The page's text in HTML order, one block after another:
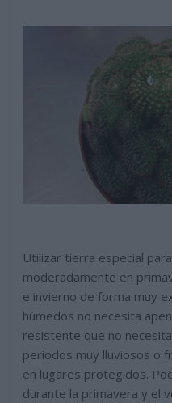
Utilizar tierra especial
moderadamente en
e invierno de forma muy
húmedos no necesita
resistente que no
periodos muy lluviosos o
en lugares protegidos.
durante la primavera y el